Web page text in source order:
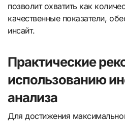
позволит охватить как
качественные показатели,
инсайт.
Практические
использованию
анализа
Для достижения